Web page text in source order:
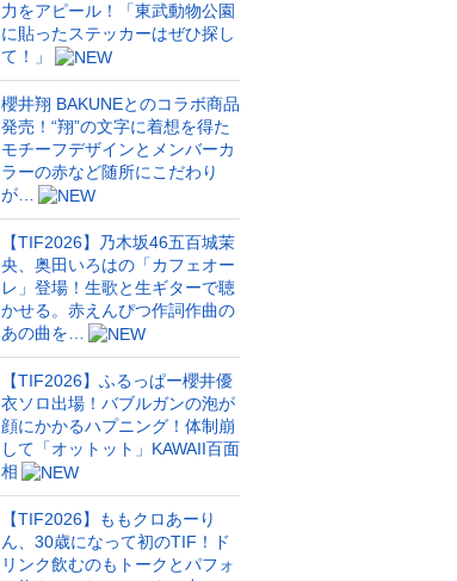
力をアピール！「東武動物公園
に貼ったステッカーはぜひ探し
て！」
櫻井翔 BAKUNEとのコラボ商品
発売！“翔”の文字に着想を得た
モチーフデザインとメンバーカ
ラーの赤など随所にこだわり
が…
【TIF2026】乃木坂46五百城茉
央、奥田いろはの「カフェオー
レ」登場！生歌と生ギターで聴
かせる。赤えんぴつ作詞作曲の
あの曲を…
【TIF2026】ふるっぱー櫻井優
衣ソロ出場！バブルガンの泡が
顔にかかるハプニング！体制崩
して「オットット」KAWAII百面
相
【TIF2026】ももクロあーり
ん、30歳になって初のTIF！ド
リンク飲むのもトークとパフォ